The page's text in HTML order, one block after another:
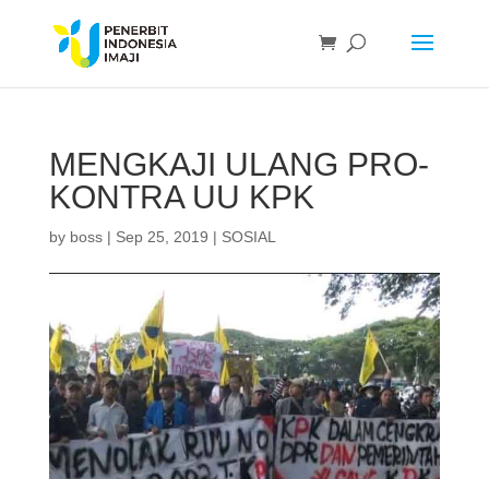
MENGKAJI ULANG PRO-
KONTRA UU KPK
by boss| Sep 25, 2019 | SOSIAL